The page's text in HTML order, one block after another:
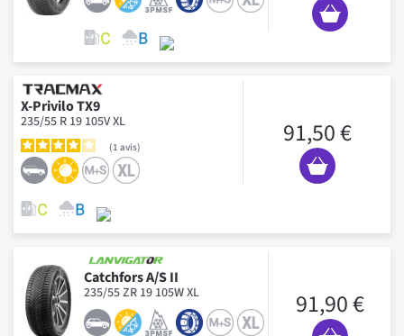
X-Privilo TX9
235/55 R 19 105V XL
1 avis 91,50 €
Catchfors A/S II
235/55 ZR 19 105W XL 91,90 €